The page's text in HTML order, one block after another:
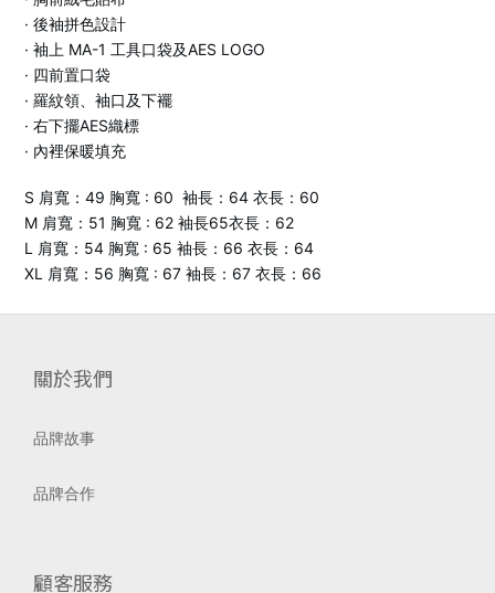
· 後袖拼色設計
· 袖上 MA-1 工具口袋及AES LOGO
· 四前置口袋
· 羅紋領、袖口及下襬
· 右下擺AES織標
· 內裡保暖填充
S 肩寬：49 胸寬 : 60 袖長：64 衣長：60
M 肩寬：51 胸寬 : 62 袖長65衣長：62
L 肩寬：54 胸寬 : 65 袖長：66 衣長：64
XL 肩寬：56 胸寬 : 67 袖長：67 衣長：66
關於我們
品牌故事
品牌合作
顧客服務